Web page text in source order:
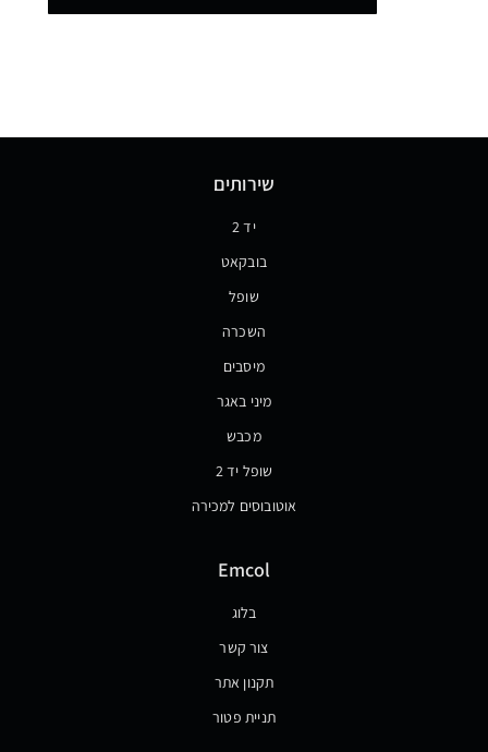
שירותים
יד 2
בובקאט
שופל
השכרה
מיסבים
מיני באגר
מכבש
שופל יד 2
אוטובוסים למכירה
Emcol
בלוג
צור קשר
תקנון אתר
תניית פטור